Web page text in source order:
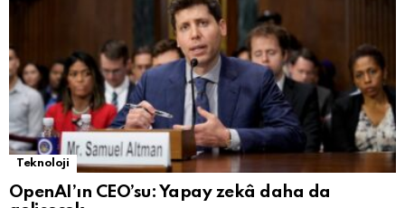
Teknoloji
OpenAI’ın CEO’su: Yapay zekâ daha da